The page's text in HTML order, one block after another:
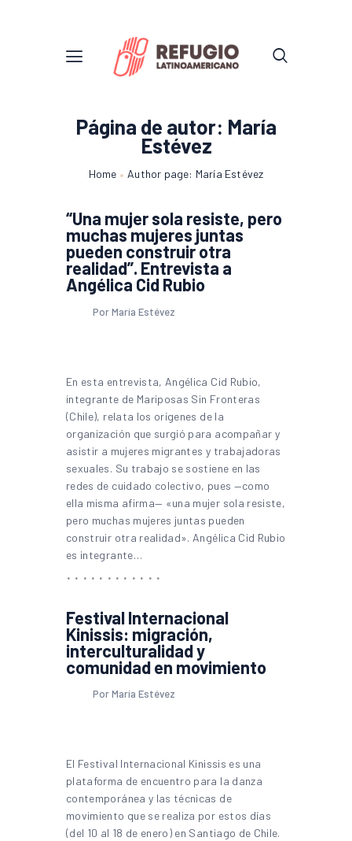
Página de autor: María
Estévez
Home Author page: María Estévez
“Una mujer sola resiste, pero
muchas mujeres juntas
pueden construir otra
realidad”. Entrevista a
Angélica Cid Rubio
Por María Estévez
En esta entrevista, Angélica Cid Rubio,
integrante de Mariposas Sin Fronteras
(Chile), relata los orígenes de la
organización que surgió para acompañar y
asistir a mujeres migrantes y trabajadoras
sexuales. Su trabajo se sostiene en las
redes de cuidado colectivo, pues —como
ella misma afirma— «una mujer sola resiste,
pero muchas mujeres juntas pueden
construir otra realidad». Angélica Cid Rubio
es integrante…
Festival Internacional
Kinissis: migración,
interculturalidad y
comunidad en movimiento
Por María Estévez
El Festival Internacional Kinissis es una
plataforma de encuentro para la danza
contemporánea y las técnicas de
movimiento que se realiza por estos días
(del 10 al 18 de enero) en Santiago de Chile.